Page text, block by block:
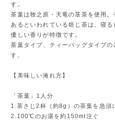
す。
茶葉は牧之原・天竜の茎茶を使用
あるといわれている焙じ茶は、寝る
優しい香りが特徴です。
茶葉タイプ、ティーバッグタイプ
す。
【美味しい淹れ方】
「茶葉」1人分
1.茶さじ2杯（約8g）の茶葉を急須
2.100℃のお湯を約150ml注ぐ